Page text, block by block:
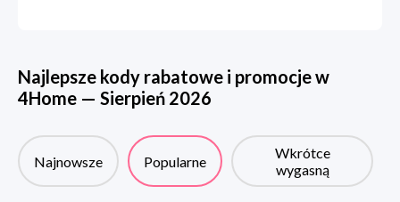
Najlepsze kody rabatowe i promocje w
4Home — Sierpień 2026
Najnowsze Popularne
Wkrótce
wygasną